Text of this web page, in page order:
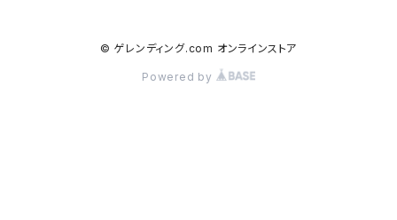
© ゲレンディング.com オンラインストア
Powered by